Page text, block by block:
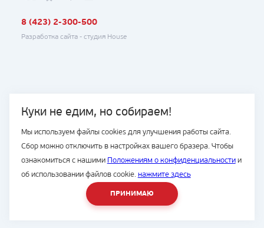
Куки не едим, но собираем!
Мы используем файлы cookies для улучшения работы сайта.
Сбор можно отключить в настройках вашего бразера. Чтобы
ознакомиться с нашими Положениям о конфиденциальностии
об использовании файлов cookie. нажмите здесь
ПРИНИМАЮ
8 (423) 2-300-500
Разработка сайта - студия House